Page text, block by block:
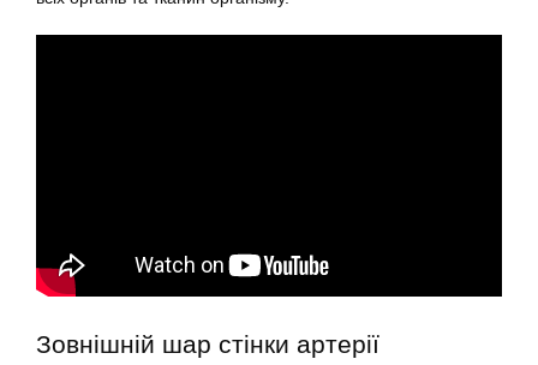
Зовнішній шар стінки артерії